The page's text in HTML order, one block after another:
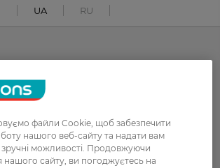
UA RU
Здоров'я
Макіяж
Тіло
файли Cookie, щоб забезпечити
нашого веб-сайту та надати вам
можливості. Продовжуючи
нашого сайту, ви погоджуєтесь на